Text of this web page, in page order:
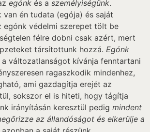
egónk és a személyiségünk.
van én tudata (egója) és saját
egónk védelmi szerepet tölt be
félre dobni csak azért, mert
társítottunk hozzá. Egónk
változatlanságot kívánja fenntartani
ragaszkodik mindenhez,
ami gazdagítja erejét az
sokszor el is hiteti, hogy tágítja
irányításán keresztül pedig mindent
az állandóságot és elkerülje a